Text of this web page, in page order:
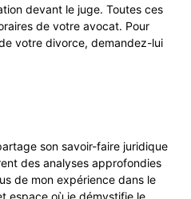
devant le juge. Toutes ces
de votre avocat. Pour
votre divorce, demandez-lui
son savoir-faire juridique
des analyses approfondies
de mon expérience dans le
espace où je démystifie le